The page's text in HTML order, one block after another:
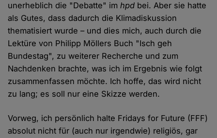
unerheblich die "Debatte" imhpd bei. Aber sie hatte
als Gutes, dass dadurch die Klimadiskussion
thematisiert wurde – und dies mich, auch durch die
Lektüre von Philipp Möllers Buch "Isch geh
Bundestag", zu weiterer Recherche und zum
Nachdenken brachte, was ich im Ergebnis wie folgt
zusammenfassen möchte. Ich hoffe, das wird nicht
zu lang; es soll nur eine Skizze werden.
Vorweg, ich persönlich halte Fridays for Future (FFF)
absolut nicht für (auch nur irgendwie) religiös, gar